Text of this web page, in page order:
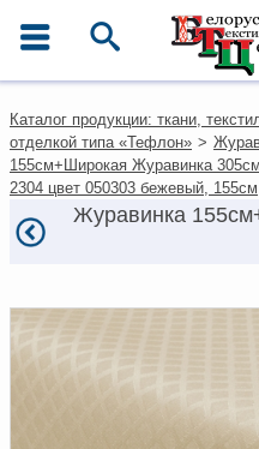
Каталог
Ткани
Домашний текстиль
Одежда
Ковры
Условия работы
Оплата и доставка
Как оформить заказ
Каталог продукции: ткани,
отделкой типа «Тефлон» >
155см+Широкая Журавинка 305см
2304 цвет 050303 бежевый, 155см
Журавинка